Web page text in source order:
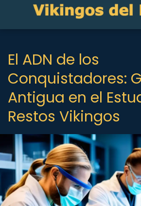
El ADN de los
Conquistadores:
Antigua en el
Restos Vikingos